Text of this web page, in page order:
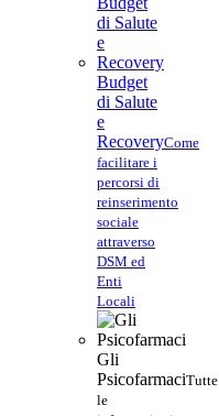
Budget
di Salute
e
RecoveryCome
facilitare i
percorsi di
reinserimento
sociale
attraverso
DSM ed
Enti
Locali
Gli
PsicofarmaciTutte
le